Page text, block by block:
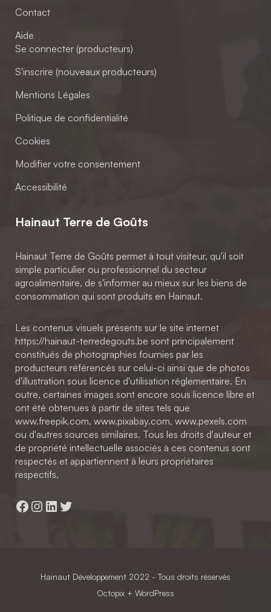
Contact
Aide
Se connecter (producteurs)
S'inscrire (nouveaux producteurs)
Mentions Légales
Politique de confidentialité
Cookies
Modifier votre consentement
Accessibilité
Hainaut Terre de Goûts
Hainaut Terre de Goûts permet à tout visiteur, qu'il soit
simple particulier ou professionnel du secteur
agroalimentaire, de s'informer au mieux sur les biens de
consommation qui sont produits en Hainaut.
Les contenus visuels présents sur le site internet
https://hainaut-terredegouts.be sont principalement
constitués de photographies fournies par les
producteurs référencés sur celui-ci ainsi que de photos
d'illustration sous licence d'utilisation réglementaire. En
outre, certaines images sont encore sous licence libre et
ont été obtenues à partir de sites tels que
www.freepik.com, www.pixabay.com, www.pexels.com
ou d'autres sources similaires. Tous les droits d'auteur et
de propriété intellectuelle associés à ces contenus sont
respectés et appartiennent à leurs propriétaires
respectifs.
Facebook
Instagram
LinkedIn
Twitter
Hainaut Développement 2022 - Tous droits réservés
Octopix + WordPress